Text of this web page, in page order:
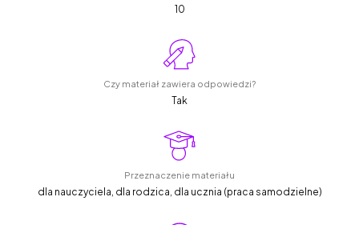
10
Czy materiał zawiera odpowiedzi?
Tak
Przeznaczenie materiału
dla nauczyciela, dla rodzica, dla ucznia (praca samodzielne)